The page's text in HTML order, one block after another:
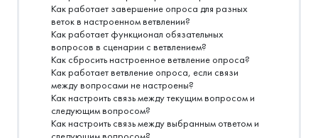
Как работает завершение опроса для разных
веток в настроенном ветвлении?
Как работает функционал обязательных
вопросов в сценарии с ветвлением?
Как сбросить настроенное ветвление опроса?
Как работает ветвление опроса, если связи
между вопросами не настроены?
Как настроить связь между текущим вопросом и
следующим вопросом?
Как настроить связь между выбранным ответом и